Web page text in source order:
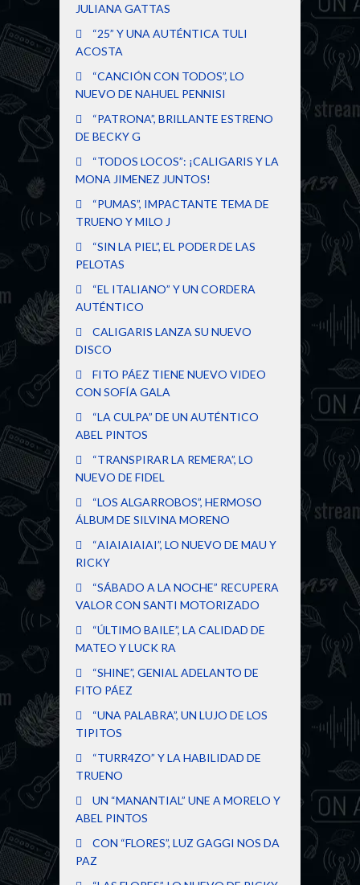
JULIANA GATTAS
“25” Y UNA AUTÉNTICA TULI
ACOSTA
“CANCIÓN CON TODOS”, LO
NUEVO DE NAHUEL PENNISI
“PATRONA”, BRILLANTE ESTRENO
DE BECKY G
“TODOS LOCOS”: ¡CALIGARIS Y LA
MONA JIMENEZ JUNTOS!
“PUMAS”, IMPACTANTE TEMA DE
TRUENO Y MILO J
“SIN LA PIEL”, EL PODER DE LAS
PELOTAS
“EL ITALIANO” Y UN CORDERA
AUTÉNTICO
CALIGARIS LANZA SU NUEVO
DISCO
FITO PÁEZ TIENE NUEVO VIDEO
CON SOFÍA GALA
“LA CULPA” DE UN AUTÉNTICO
ABEL PINTOS
“TRANSPIRAR LA REMERA”, LO
NUEVO DE FIDEL
“LOS ALGARROBOS”, HERMOSO
ÁLBUM DE SILVINA MORENO
“AIAIAIAIAI”, LO NUEVO DE MAU Y
RICKY
“SÁBADO A LA NOCHE” RECUPERA
VALOR CON SANTI MOTORIZADO
“ÚLTIMO BAILE”, LA CALIDAD DE
MATEO Y LUCK RA
“SHINE”, GENIAL ADELANTO DE
FITO PÁEZ
“UNA PALABRA”, UN LUJO DE LOS
TIPITOS
“TURR4ZO” Y LA HABILIDAD DE
TRUENO
UN “MANANTIAL” UNE A MORELO Y
ABEL PINTOS
CON “FLORES”, LUZ GAGGI NOS DA
PAZ